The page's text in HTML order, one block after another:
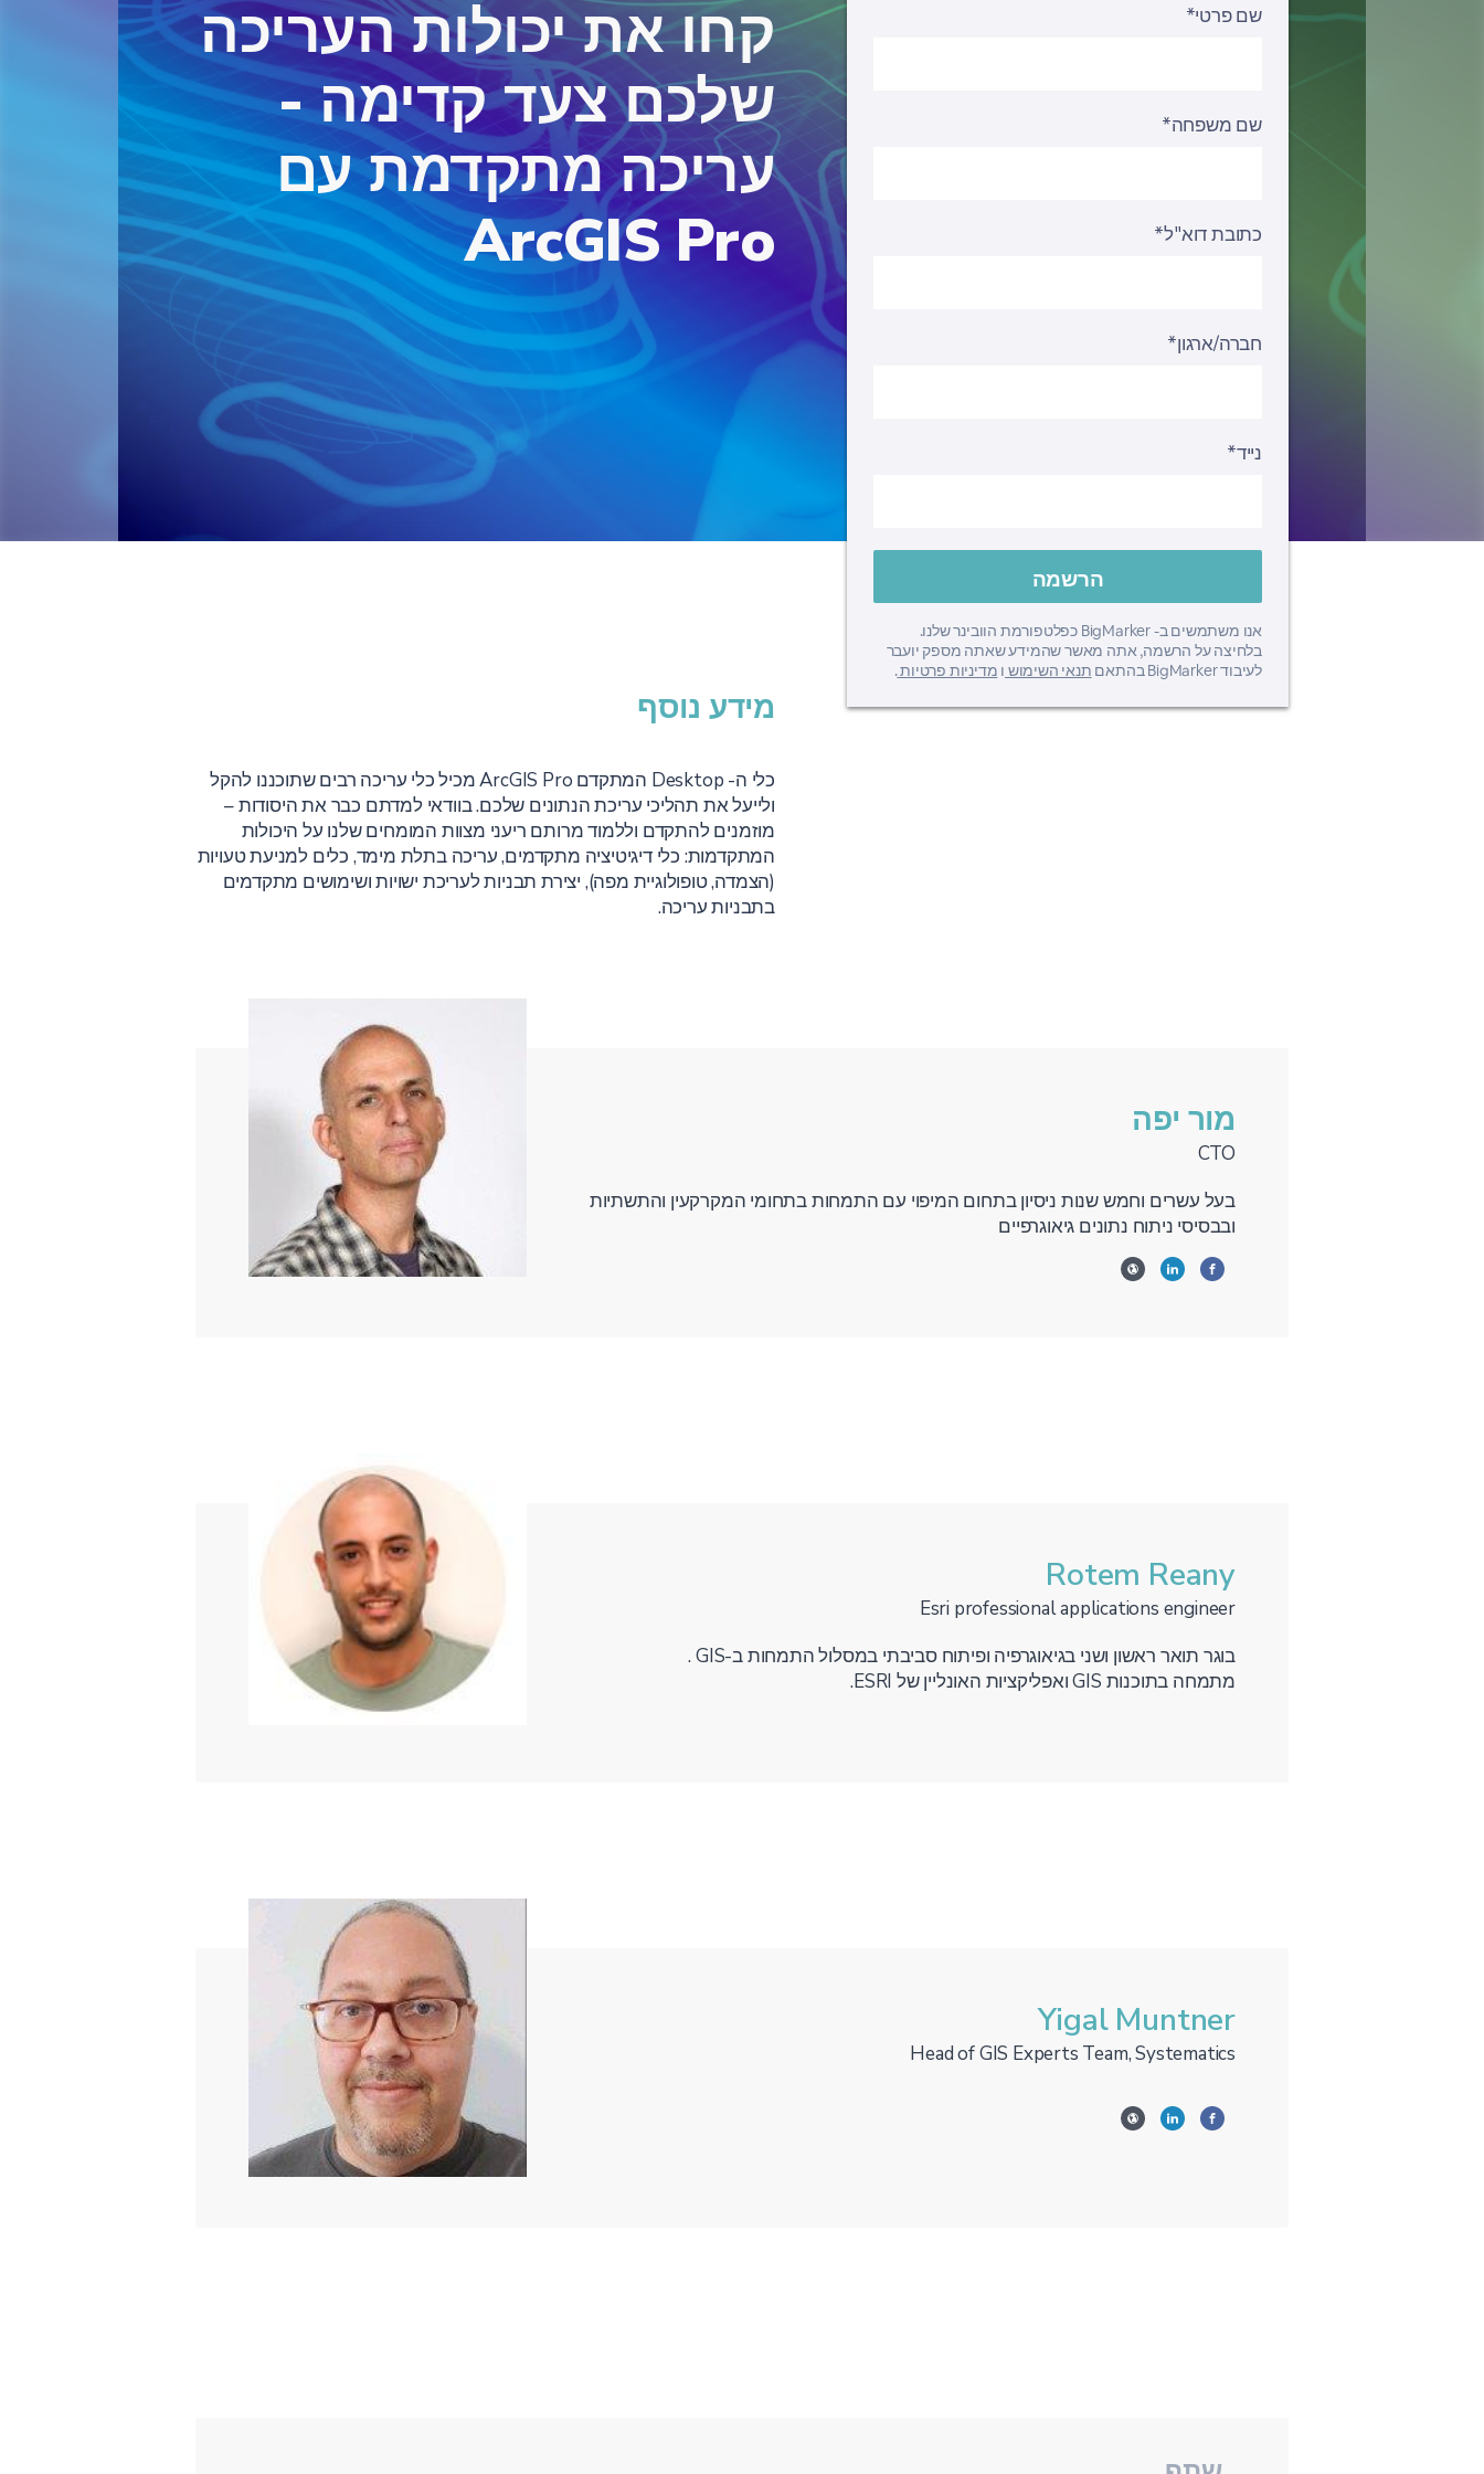
קחו את יכולות העריכה
שלכם צעד קדימה -
עריכה מתקדמת עם
ArcGIS Pro
שם פרטי*
שם משפחה*
כתובת דוא"ל*
חברה/ארגון*
נייד*
אנו משתמשים ב- BigMarker כפלטפורמת הוובינר שלנו.
בלחיצה על הרשמה, אתה מאשר שהמידע שאתה מספק יועבר
לעיבוד BigMarker בהתאם
תנאי השימוש ו מדיניות פרטיות.
מידע נוסף
כלי ה- Desktop המתקדם ArcGIS Pro מכיל כלי עריכה רבים שתוכננו להקל
ולייעל את תהליכי עריכת הנתונים שלכם. בוודאי למדתם כבר את היסודות –
מוזמנים להתקדם וללמוד מרותם ריעני מצוות המומחים שלנו על היכולות
המתקדמות: כלי דיגיטיציה מתקדמים, עריכה בתלת מימד, כלים למניעת טעויות
(הצמדה, טופולוגיית מפה), יצירת תבניות לעריכת ישויות ושימושים מתקדמים
בתבניות עריכה.
מור יפה
CTO
בעל עשרים וחמש שנות ניסיון בתחום המיפוי עם התמחות בתחומי המקרקעין והתשתיות
ובבסיסי ניתוח נתונים גיאוגרפיים
Rotem Reany
Esri professional applications engineer
בוגר תואר ראשון ושני בגיאוגרפיה ופיתוח סביבתי במסלול התמחות ב-GIS .
מתמחה בתוכנות GIS ואפליקציות האונליין של ESRI.
Yigal Muntner
Head of GIS Experts Team, Systematics